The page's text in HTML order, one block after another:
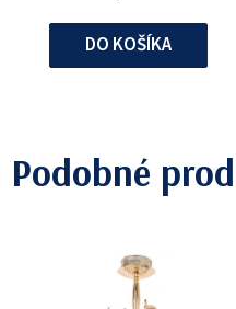
DO KOŠÍKA
Podobné